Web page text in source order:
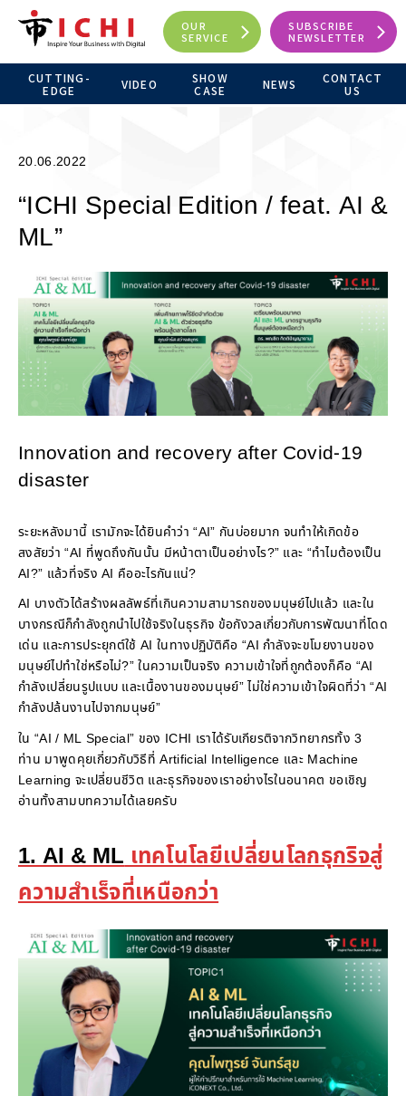
OUR
SERVICE
SUBSCRIBE
NEWSLETTER
CUTTING-
EDGE
VIDEO
SHOW
CASE
NEWS
CONTACT
US
20.06.2022
“ICHI Special Edition / feat. AI &
ML”
Innovation and recovery after Covid-19
disaster
ระยะหลังมานี้ เรามักจะได้ยินคำว่า “AI” กันบ่อยมาก จนทำให้เกิดข้อ
สงสัยว่า “AI ที่พูดถึงกันนั้น มีหน้าตาเป็นอย่างไร?” และ “ทำไมต้องเป็น
AI?” แล้วที่จริง AI คืออะไรกันแน่?
AI บางตัวได้สร้างผลลัพธ์ที่เกินความสามารถของมนุษย์ไปแล้ว และใน
บางกรณีก็กำลังถูกนำไปใช้จริงในธุรกิจ ข้อกังวลเกี่ยวกับการพัฒนาที่โดด
เด่น และการประยุกต์ใช้ AI ในทางปฏิบัติคือ “AI กำลังจะขโมยงานของ
มนุษย์ไปทำใช่หรือไม่?” ในความเป็นจริง ความเข้าใจที่ถูกต้องก็คือ “AI
กำลังเปลี่ยนรูปแบบ และเนื้องานของมนุษย์” ไม่ใช่ความเข้าใจผิดที่ว่า “AI
กำลังปล้นงานไปจากมนุษย์”
ใน “AI / ML Special” ของ ICHI เราได้รับเกียรติจากวิทยากรทั้ง 3
ท่าน มาพูดคุยเกี่ยวกับวิธีที่ Artificial Intelligence และ Machine
Learning จะเปลี่ยนชีวิต และธุรกิจของเราอย่างไรในอนาคต ขอเชิญ
อ่านทั้งสามบทความได้เลยครับ
1. AI & MLเทคโนโลยีเปลี่ยนโลกธุกริจสู่
ความสำเร็จที่เหนือกว่า